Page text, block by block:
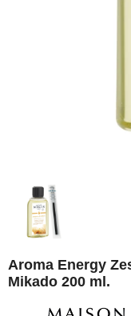
Aroma Energy
Mikado 200 ml.